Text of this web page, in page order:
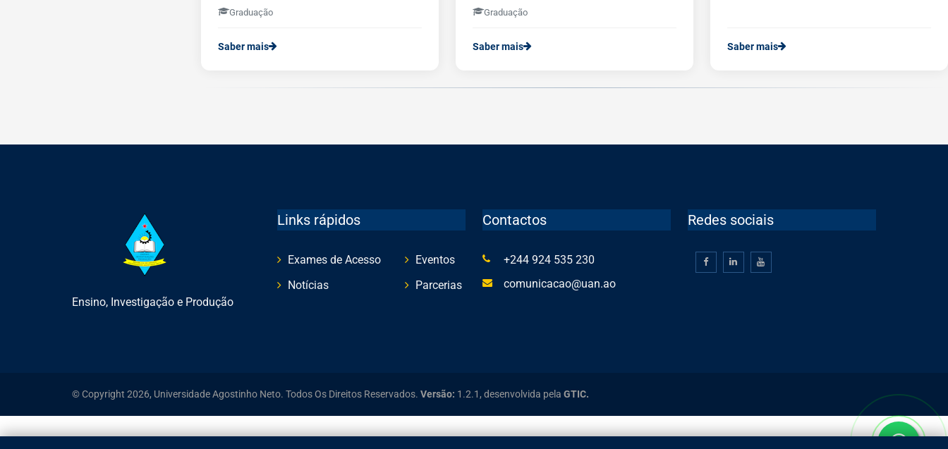
Graduação
Saber mais
Graduação
Saber mais Saber mais
Ensino, Investigação e Produção
Links rápidos
Exames de Acesso
Notícias
Eventos
Parcerias
Contactos
+244 924 535 230
comunicacao@uan.ao
Redes sociais
© Copyright 2026, Universidade Agostinho Neto. Todos Os Direitos Reservados. Versão: 1.2.1, desenvolvida pela GTIC.